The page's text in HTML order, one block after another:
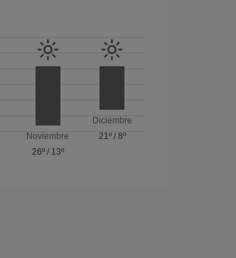
Noviembre
26º/ 13º
Diciembre
21º/ 8º